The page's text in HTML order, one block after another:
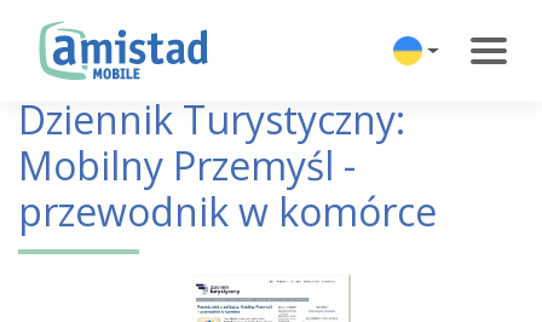
Dziennik Turystyczny:
Mobilny Przemyśl -
przewodnik w komórce